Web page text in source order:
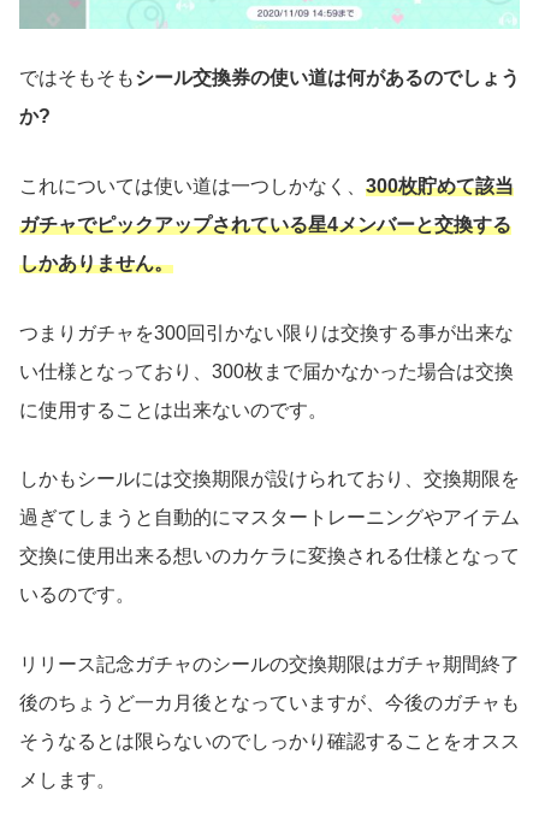
ではそもそもシール交換券の使い道は何があるのでしょう
か?
これについては使い道は一つしかなく、 300枚貯めて該当
ガチャでピックアップされている星4メンバーと交換する
しかありません。
つまりガチャを300回引かない限りは交換する事が出来な
い仕様となっており、300枚まで届かなかった場合は交換
に使用することは出来ないのです。
しかもシールには交換期限が設けられており、交換期限を
過ぎてしまうと自動的にマスタートレーニングやアイテム
交換に使用出来る想いのカケラに変換される仕様となって
いるのです。
リリース記念ガチャのシールの交換期限はガチャ期間終了
後のちょうど一カ月後となっていますが、今後のガチャも
そうなるとは限らないのでしっかり確認することをオスス
メします。